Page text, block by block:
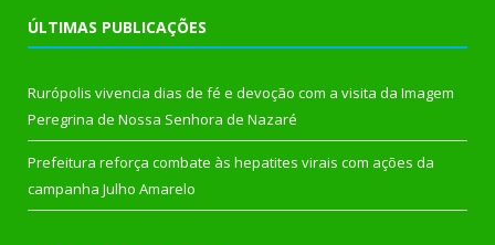
ÚLTIMAS PUBLICAÇÕES
Rurópolis vivencia dias de fé e devoção com a visita da Imagem
Peregrina de Nossa Senhora de Nazaré
Prefeitura reforça combate às hepatites virais com ações da
campanha Julho Amarelo